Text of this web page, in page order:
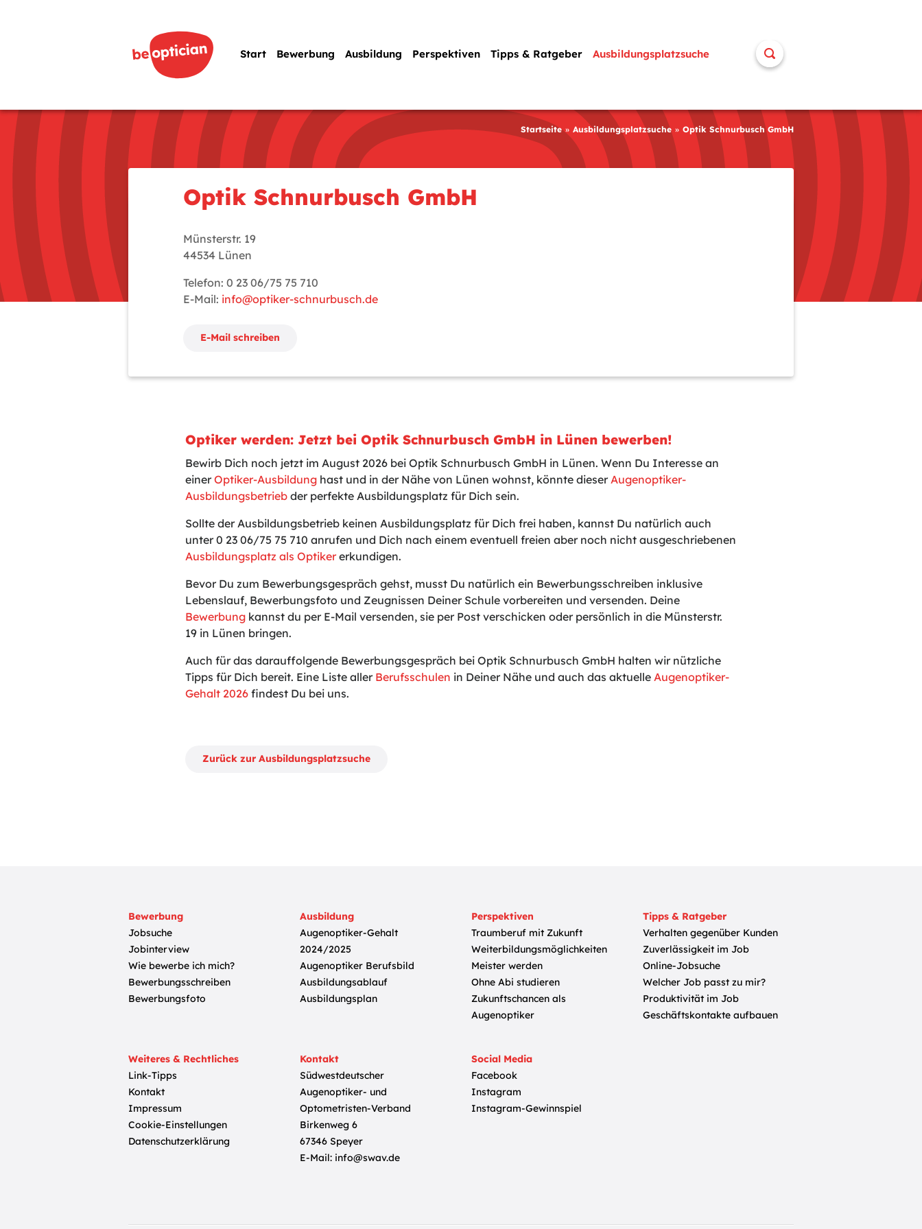
Start Bewerbung Ausbildung Perspektiven Tipps & Ratgeber Ausbildungsplatzsuche
Startseite Ausbildungsplatzsuche Optik Schnurbusch GmbH
Optik Schnurbusch GmbH
Münsterstr. 19
44534 Lünen
Telefon: 0 23 06/75 75 710
E-Mail: info@optiker-schnurbusch.de
E-Mail schreiben
Optiker werden: Jetzt bei Optik Schnurbusch GmbH in Lünen bewerben!
Bewirb Dich noch jetzt im August 2026 bei Optik Schnurbusch GmbH in Lünen. Wenn Du Interesse an
einerOptiker-Ausbildung hast und in der Nähe von Lünen wohnst, könnte dieserAugenoptiker-
Ausbildungsbetrieb der perfekte Ausbildungsplatz für Dich sein.
Sollte der Ausbildungsbetrieb keinen Ausbildungsplatz für Dich frei haben, kannst Du natürlich auch
unter 0 23 06/75 75 710 anrufen und Dich nach einem eventuell freien aber noch nicht ausgeschriebenen
Ausbildungsplatz als Optiker erkundigen.
Bevor Du zum Bewerbungsgespräch gehst, musst Du natürlich ein Bewerbungsschreiben inklusive
Lebenslauf, Bewerbungsfoto und Zeugnissen Deiner Schule vorbereiten und versenden. Deine
Bewerbung kannst du per E-Mail versenden, sie per Post verschicken oder persönlich in die Münsterstr.
19 in Lünen bringen.
Auch für das darauffolgende Bewerbungsgespräch bei Optik Schnurbusch GmbH halten wir nützliche
Tipps für Dich bereit. Eine Liste aller Berufsschulen in Deiner Nähe und auch das aktuelleAugenoptiker-
Gehalt 2026 findest Du bei uns.
Zurück zur Ausbildungsplatzsuche
Bewerbung
Jobsuche
Jobinterview
Wie bewerbe ich mich?
Bewerbungsschreiben
Bewerbungsfoto
Ausbildung
Augenoptiker-Gehalt
2024/2025
Augenoptiker Berufsbild
Ausbildungsablauf
Ausbildungsplan
Perspektiven
Traumberuf mit Zukunft
Weiterbildungsmöglichkeiten
Meister werden
Ohne Abi studieren
Zukunftschancen als
Augenoptiker
Tipps & Ratgeber
Verhalten gegenüber Kunden
Zuverlässigkeit im Job
Online-Jobsuche
Welcher Job passt zu mir?
Produktivität im Job
Geschäftskontakte aufbauen
Weiteres & Rechtliches
Link-Tipps
Kontakt
Impressum
Cookie-Einstellungen
Datenschutzerklärung
Kontakt
Südwestdeutscher
Augenoptiker- und
Optometristen-Verband
Birkenweg 6
67346 Speyer
E-Mail: info@swav.de
Social Media
Facebook
Instagram
Instagram-Gewinnspiel